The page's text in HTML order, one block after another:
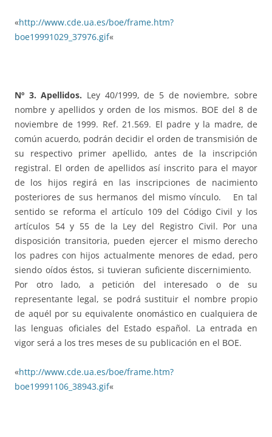
«http://www.cde.ua.es/boe/frame.htm?
boe19991029_37976.gif«
Nº 3. Apellidos. Ley 40/1999, de 5 de noviembre, sobre
nombre y apellidos y orden de los mismos. BOE del 8 de
noviembre de 1999. Ref. 21.569. El padre y la madre, de
común acuerdo, podrán decidir el orden de transmisión de
su respectivo primer apellido, antes de la inscripción
registral. El orden de apellidos así inscrito para el mayor
de los hijos regirá en las inscripciones de nacimiento
posteriores de sus hermanos del mismo vínculo. En tal
sentido se reforma el artículo 109 del Código Civil y los
artículos 54 y 55 de la Ley del Registro Civil. Por una
disposición transitoria, pueden ejercer el mismo derecho
los padres con hijos actualmente menores de edad, pero
siendo oídos éstos, si tuvieran suficiente discernimiento.
Por otro lado, a petición del interesado o de su
representante legal, se podrá sustituir el nombre propio
de aquél por su equivalente onomástico en cualquiera de
las lenguas oficiales del Estado español. La entrada en
vigor será a los tres meses de su publicación en el BOE.
«http://www.cde.ua.es/boe/frame.htm?
boe19991106_38943.gif«